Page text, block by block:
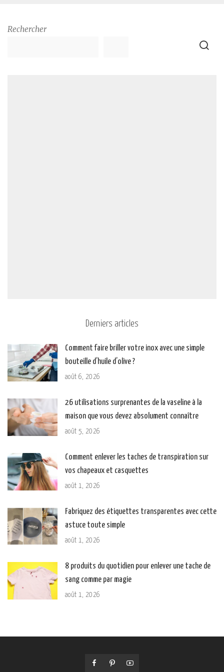
Rechercher
Derniers articles
Comment faire briller votre inox avec une simple
bouteille d’huile d’olive ?
août 6, 2026
26 utilisations surprenantes de la vaseline à la
maison que vous devez absolument connaître
août 5, 2026
Comment enlever les taches de transpiration sur
vos chapeaux et casquettes
août 1, 2026
Fabriquez des étiquettes transparentes avec cette
astuce toute simple
août 1, 2026
8 produits du quotidien pour enlever une tache de
sang comme par magie
août 1, 2026